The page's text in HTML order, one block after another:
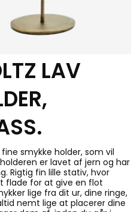
LAV
smykke holder, som vil
er lavet af jern og har
Rigtig fin lille stativ, hvor
flade for at give en flot
lige fra dit ur, dine ringe,
nemt lige at placerer dine